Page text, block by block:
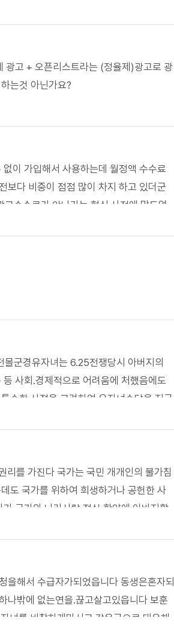
광고 + 오픈리스트라는 (정율제)광고로 광
는것 아닌가요?
이 가입해서 사용하는데 월정액 수수료
보다 비중이 점점 많이 차지 하고 있더군
수수료가 안나가는 형식 사전에 말도없
군경유자녀는 6.25전쟁당시 아버지의
사회.경제적으로 어려움에 처했음에도
수한 사정을 고려하여 유자녀수당을 지급
훈을 받을 자격이 있고,사회보장의 필요
. 따라서 유자녀수당은 명칭만 수당이지
,보훈처가 굳이 수당이라는 명칭을 쓴 것
할 수가 없습니다 위 헌재의 결정문에서
매간 똑같은 어려움을 겪은 대상자임에도
입니다. 앞으로, 유자녀들에게 지급되어
아버지의 특별한 희생에 대한 정당한 보상
부가 그간 6.25전몰군경유자녀들에게 미
생에 따른 정당한 보상금은 상속규정에 따
.
리를 가진다 국가는 국민 개개인의 불가침
도 국가를 위하여 희생하거나 공헌한 사
국가와 나라사랑 정신 함양에 이바지할
자녀만을 보훈적자로 우대하고 차순위
하고 자연적 권리인 행복 추구권 국민평
하여 보훈후진국으로 뒷걸음질 치면서도
를 모르는것 같아 안타까운 마음이다
을해서 수급자가되었읍니다 동생은혼자되
나밖에 없는연을.끊고살고있읍니다 보훈
녀를 비참하게마시고 같은급으로 대우해